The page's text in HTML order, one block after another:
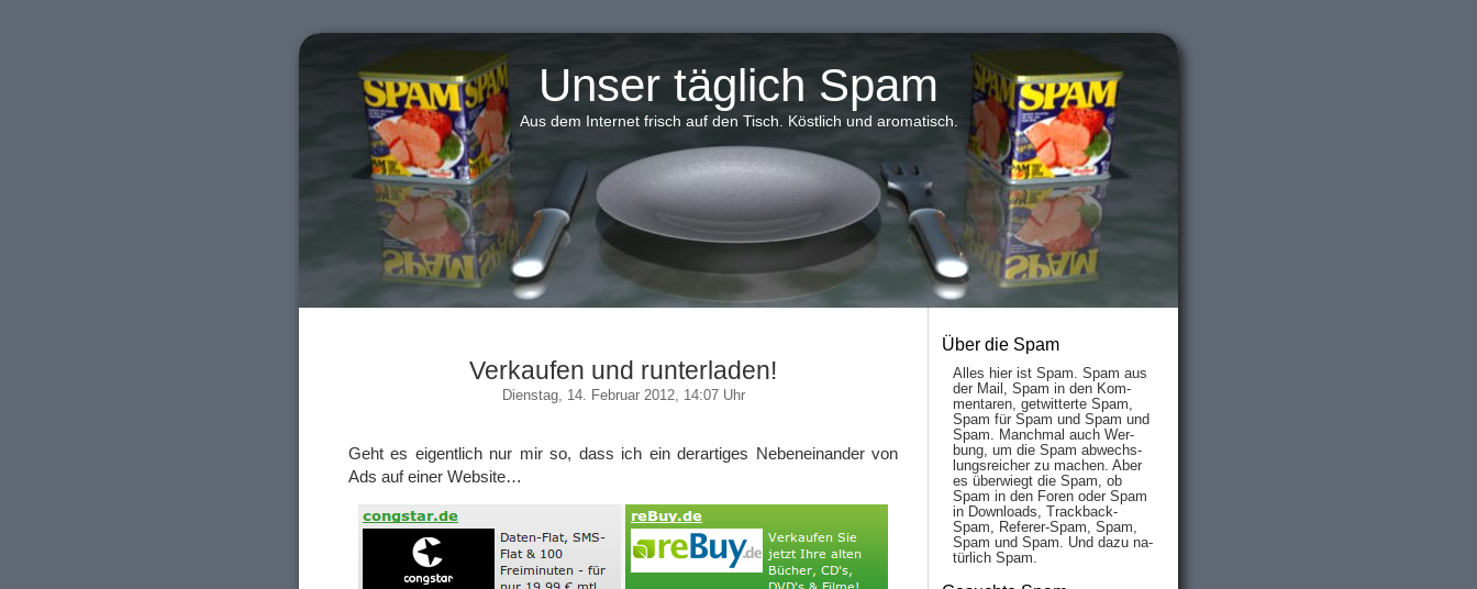
Unser täglich Spam
Aus dem Internet frisch auf den Tisch. Köstlich und aromatisch.
Verkaufen und runterladen!
Dienstag, 14. Februar 2012, 14:07 Uhr
Geht es eigentlich nur mir so, dass ich ein derartiges Nebeneinander von
Ads auf einer Website…
Über die Spam
Alles hier ist Spam. Spam aus
der Mail, Spam in den Kom­
men­taren, ge­twit­ter­te Spam,
Spam für Spam und Spam und
Spam. Manch­mal auch Wer­
bung, um die Spam ab­wechs­
lungs­reich­er zu mach­en. Aber
es über­wiegt die Spam, ob
Spam in den Fo­ren oder Spam
in Down­loads, Track­back-
Spam, Re­fe­rer-Spam, Spam,
Spam und Spam. Und da­zu na­
tür­lich Spam.